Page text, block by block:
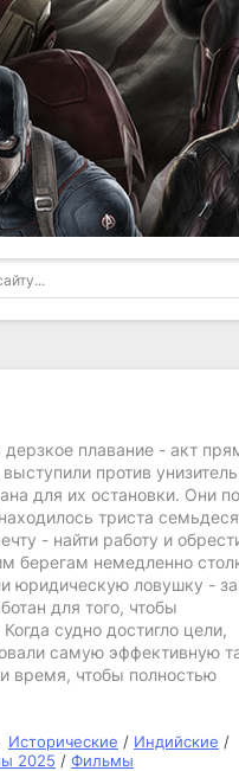
плавание - акт
против
для их остановки. Они
триста
- найти работу и
берегам немедленно
юридическую ловушку -
для того, чтобы
судно достигло цели,
самую эффективную
время, чтобы полностью
Исторические / Индийские /
2025 / Фильмы